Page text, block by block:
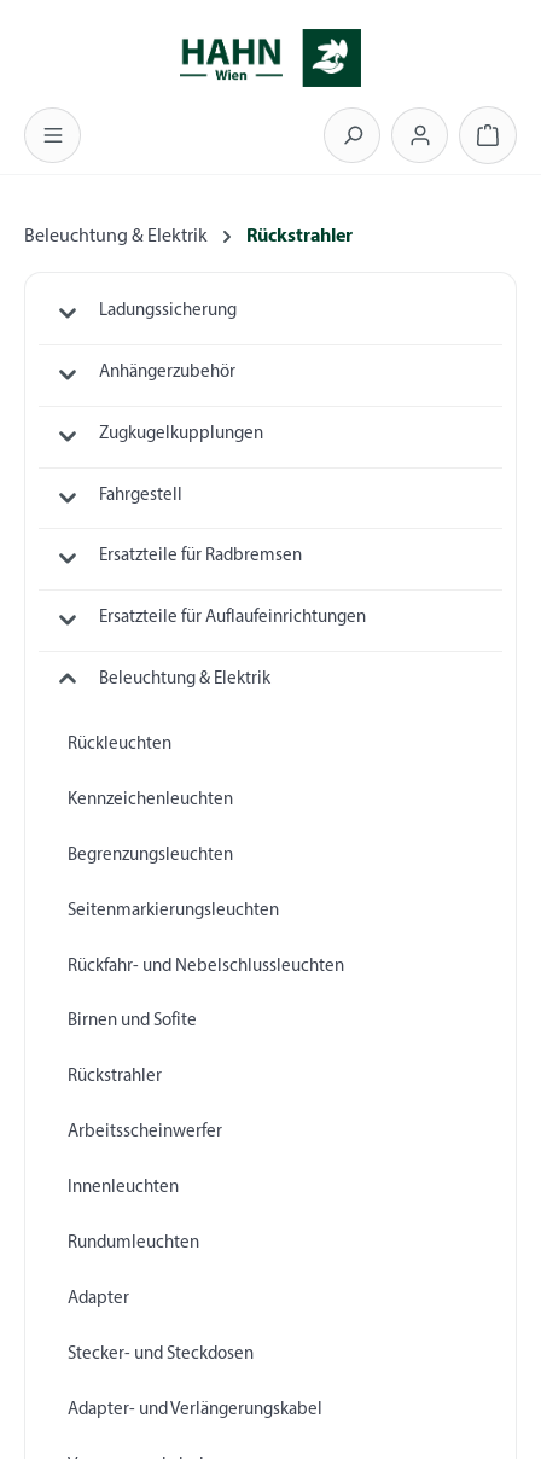
Beleuchtung & Elektrik Rückstrahler
Ladungssicherung
Anhängerzubehör
Zugkugelkupplungen
Fahrgestell
Ersatzteile für Radbremsen
Ersatzteile für Auflaufeinrichtungen
Beleuchtung & Elektrik
Rückleuchten
Kennzeichenleuchten
Begrenzungsleuchten
Seitenmarkierungsleuchten
Rückfahr- und Nebelschlussleuchten
Birnen und Sofite
Rückstrahler
Arbeitsscheinwerfer
Innenleuchten
Rundumleuchten
Adapter
Stecker- und Steckdosen
Adapter- und Verlängerungskabel